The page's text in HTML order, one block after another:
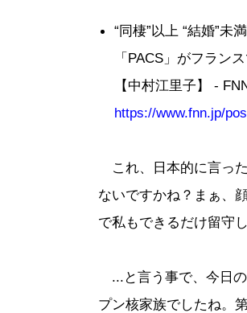
“同棲”以上 “結婚”未
「PACS」がフラン
【中村江里子】 -
https://www.fnn.jp/
これ、日本的に言っ
ないですかね？まぁ、
で私もできるだけ留守
...と言う事で、今日
プン核家族でしたね。